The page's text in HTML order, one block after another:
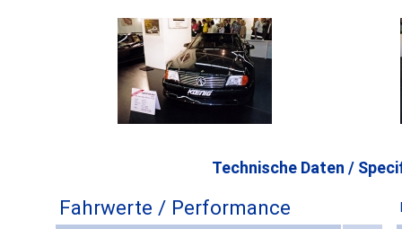
Technische Daten /
Fahrwerte / Performance